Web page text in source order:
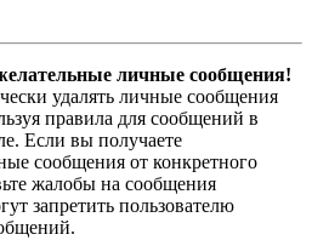
личные сообщения!
удалять личные сообщения
правила для сообщений в
Если вы получаете
сообщения от конкретного
жалобы на сообщения
запретить пользователю